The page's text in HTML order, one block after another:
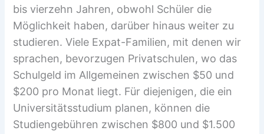
bis vierzehn Jahren, obwohl Schüler die
Möglichkeit haben, darüber hinaus weiter zu
studieren. Viele Expat-Familien, mit denen wir
sprachen, bevorzugen Privatschulen, wo das
Schulgeld im Allgemeinen zwischen $50 und
$200 pro Monat liegt. Für diejenigen, die ein
Universitätsstudium planen, können die
Studiengebühren zwischen $800 und $1.500